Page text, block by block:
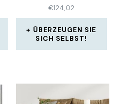
€124,02
ÜBERZEUGEN SIE
SICH SELBST!